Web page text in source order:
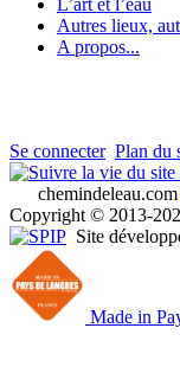
L’art et l’eau
Autres lieux,
A propos...
Se connecter Plan du
chemindeleau.com
Copyright © 2013-
Site
Made in